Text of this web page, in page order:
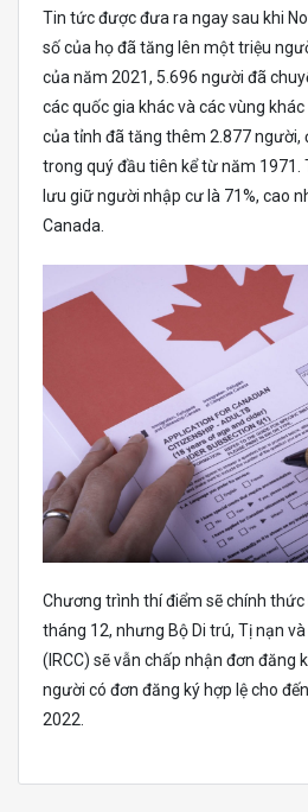
Tin tức được đưa ra ngay sau khi
số của họ đã tăng lên một triệu
của năm 2021, 5.696 người đã
các quốc gia khác và các vùng
của tỉnh đã tăng thêm 2.877
trong quý đầu tiên kể từ năm 1971.
lưu giữ người nhập cư là 71%, cao
Canada.
Chương trình thí điểm sẽ chính thức
tháng 12, nhưng Bộ Di trú, Tị nạn
(IRCC) sẽ vẫn chấp nhận đơn đăng
người có đơn đăng ký hợp lệ cho
2022.